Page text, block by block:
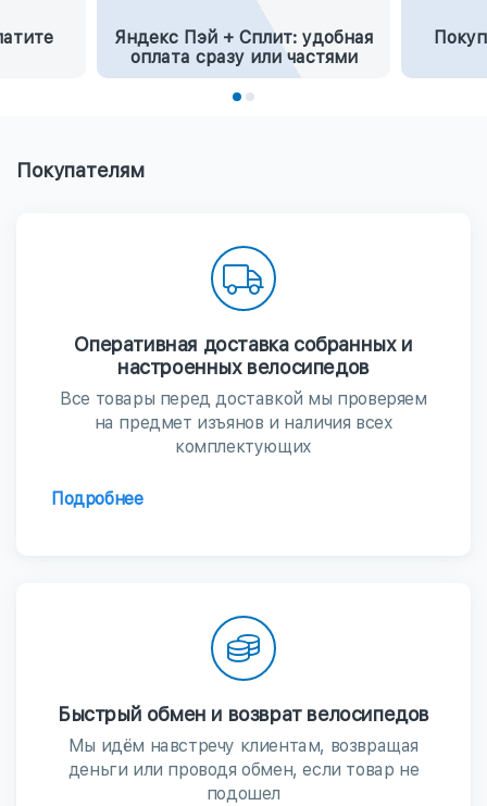
Яндекс Пэй + Сплит: удобная
оплата сразу или частями
Покупателям
Оперативная доставка собранных и
настроенных велосипедов
Все товары перед доставкой мы проверяем
на предмет изъянов и наличия всех
комплектующих
Подробнее
Быстрый обмен и возврат велосипедов
Мы идём навстречу клиентам, возвращая
деньги или проводя обмен, если товар не
подошел